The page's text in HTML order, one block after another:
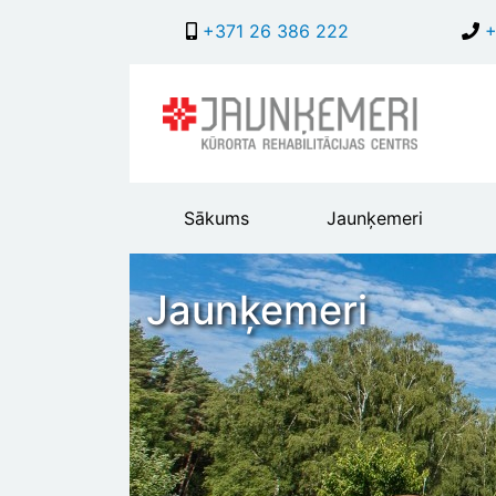
+371 26 386 222
Main
header
menu
Sākums Jaunķemeri
Jaunķemeri